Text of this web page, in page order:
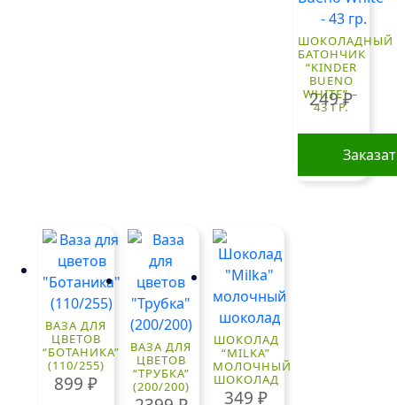
ШОКОЛАДНЫЙ
БАТОНЧИК
“KINDER
BUENO
WHITE” –
43 ГР.
249₽
ВАЗА ДЛЯ
ЦВЕТОВ
“БОТАНИКА”
(110/255)
899₽
ВАЗА ДЛЯ
ЦВЕТОВ
“ТРУБКА”
(200/200)
ШОКОЛАД
“MILKA”
МОЛОЧНЫЙ
ШОКОЛАД
349₽